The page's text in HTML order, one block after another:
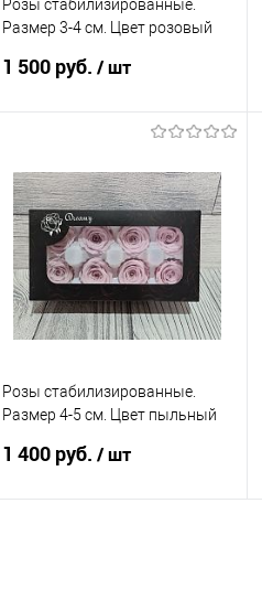
Розы стабилизированные.
Размер 3-4 см. Цвет розовый
1 500 руб. / шт
Купить в 1 клик
Сравнение
В избранное
В наличии
Розы стабилизированные.
Размер 4-5 см. Цвет пыльный
1 400 руб. / шт